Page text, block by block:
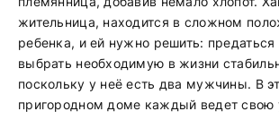
жительница, находится в сложном
ребенка, и ей нужно решить: предаться
выбрать необходимую в жизни
поскольку у неё есть два мужчины. В
пригородном доме каждый ведет свою